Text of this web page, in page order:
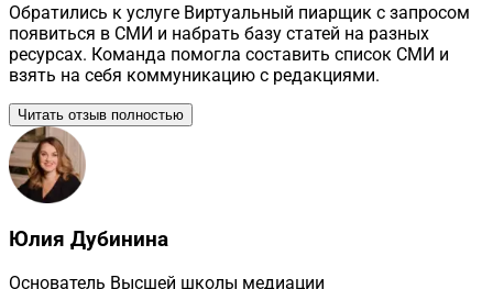
Обратились к услуге Виртуальный пиарщик с запросом
появиться в СМИ и набрать базу статей на разных
ресурсах. Команда помогла составить список СМИ и
взять на себя коммуникацию с редакциями.
Читать отзыв полностью
Юлия Дубинина
Основатель Высшей школы медиации